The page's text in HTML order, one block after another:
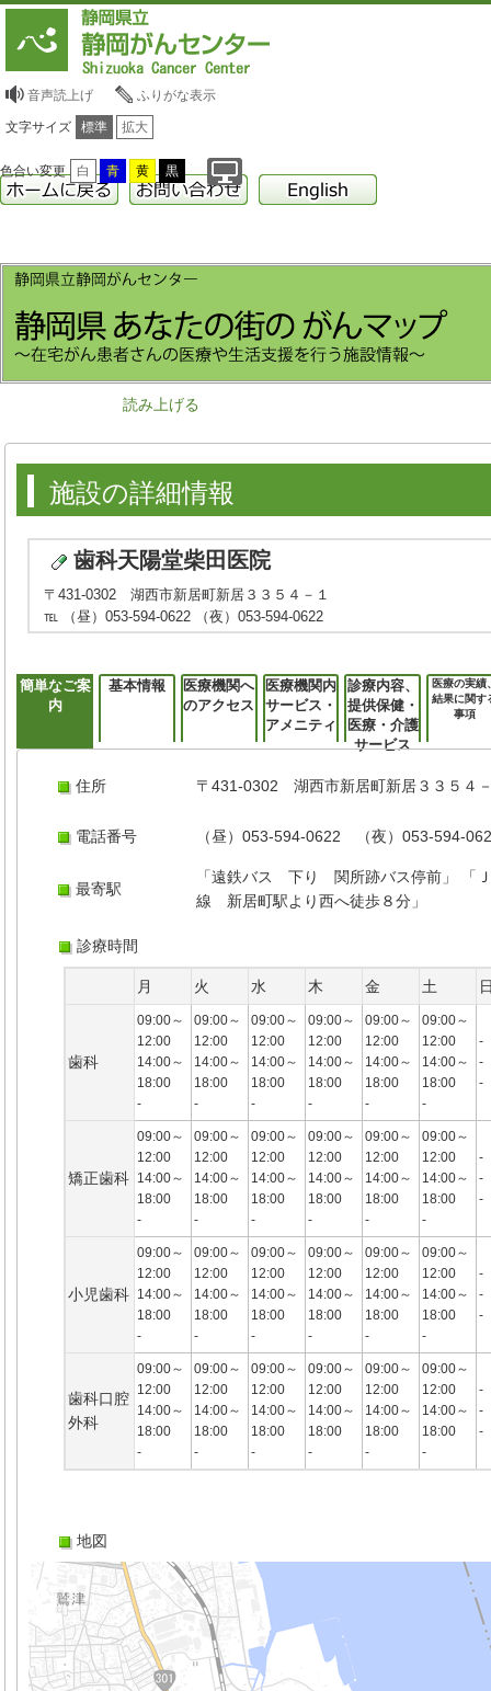
音声読上げ ふりがな表示
文字サイズ 標準 拡大
色合い変更 白 青 黄 黒
読み上げる
施設の詳細情報
歯科天陽堂柴田医院
〒431-0302 湖西市新居町新居３３５４－１
℡ （昼）053-594-0622 （夜）053-594-0622
簡単なご案
内
基本情報
医療機関へ
のアクセス
医療機関内
サービス・
アメニティ
診療内容、
提供保健・
医療・介護
サービス
医療の実績
結果に関す
事項
住所 〒431-0302 湖西市新居町新居３３５４
電話番号 （昼）053-594-0622 （夜）053-594-
最寄駅
「遠鉄バス 下り 関所跡バス停前」 「
線 新居町駅より西へ徒歩８分」
診療時間
月 火 水 木 金 土
歯科
09:00～
12:00
14:00～
18:00
-
09:00～
12:00
14:00～
18:00
-
09:00～
12:00
14:00～
18:00
-
09:00～
12:00
14:00～
18:00
-
09:00～
12:00
14:00～
18:00
-
09:00～
12:00
14:00～
18:00
-
-
-
-
矯正歯科
09:00～
12:00
14:00～
18:00
-
09:00～
12:00
14:00～
18:00
-
09:00～
12:00
14:00～
18:00
-
09:00～
12:00
14:00～
18:00
-
09:00～
12:00
14:00～
18:00
-
09:00～
12:00
14:00～
18:00
-
-
-
-
小児歯科
09:00～
12:00
14:00～
18:00
-
09:00～
12:00
14:00～
18:00
-
09:00～
12:00
14:00～
18:00
-
09:00～
12:00
14:00～
18:00
-
09:00～
12:00
14:00～
18:00
-
09:00～
12:00
14:00～
18:00
-
-
-
-
歯科口腔
外科
09:00～
12:00
14:00～
18:00
-
09:00～
12:00
14:00～
18:00
-
09:00～
12:00
14:00～
18:00
-
09:00～
12:00
14:00～
18:00
-
09:00～
12:00
14:00～
18:00
-
09:00～
12:00
14:00～
18:00
-
-
-
-
地図